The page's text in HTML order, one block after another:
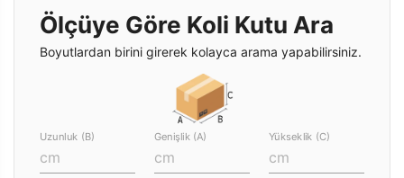
Ölçüye Göre Koli Kutu Ara
Boyutlardan birini girerek kolayca arama yapabilirsiniz.
Uzunluk (B) Genişlik (A) Yükseklik (C)